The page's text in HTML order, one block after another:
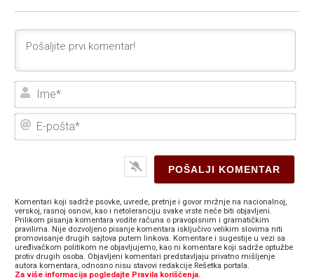
E-
Komentari koji sadrže psovke, uvrede, pretnje i govor mržnje na nacionalnoj,
verskoj, rasnoj osnovi, kao i netoleranciju svake vrste neće biti objavljeni.
Prilikom pisanja komentara vodite računa o pravopisnim i gramatičkim
pravilima. Nije dozvoljeno pisanje komentara isključivo velikim slovima niti
promovisanje drugih sajtova putem linkova. Komentare i sugestije u vezi sa
uređivačkom politikom ne objavljujemo, kao ni komentare koji sadrže optužbe
protiv drugih osoba. Objavljeni komentari predstavljaju privatno mišljenje
autora komentara, odnosno nisu stavovi redakcije Rešetka portala.
Za više informacija pogledajte Pravila korišćenja.